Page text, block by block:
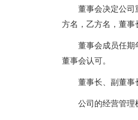
董事会决定公司
方名，乙方名，董事
董事会成员任期
董事会认可。
董事长、副董事
公司的经营管理